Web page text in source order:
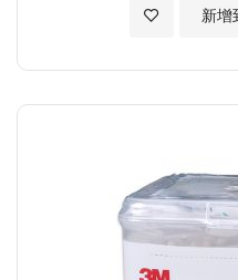
新增
加入至願望